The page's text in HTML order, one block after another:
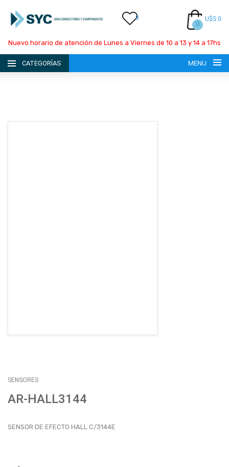
0
0
U$S 0
Nuevo horario de atención de Lunes a Viernes de 10 a 13 y 14 a 17hs
CATEGORÍAS MENU
SENSORES
AR-HALL3144
SENSOR DE EFECTO HALL C/3144E